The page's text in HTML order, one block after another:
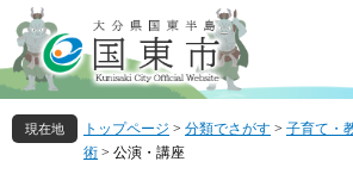
ー
ジ
の
先
頭
ニ
ュ
ー
を
飛
トップページ > 分類でさがす > 子育て・
術 > 公演・講座